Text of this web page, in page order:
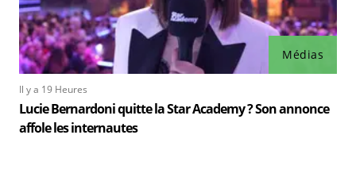
Médias
Il y a 19 Heures
Lucie Bernardoni quitte la Star Academy ? Son annonce
affole les internautes